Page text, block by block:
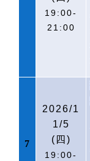
19:00-
21:00
7
2026/1
1/5
( 四)
19:00-